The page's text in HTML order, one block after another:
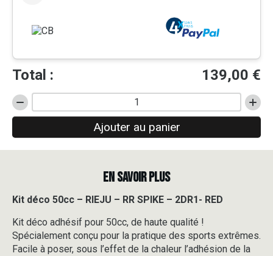
Total : 139,00 €
quantité
de
50cc
RR
-
2DR1-
RED
Ajouter au panier
EN SAVOIR PLUS
Kit déco 50cc – RIEJU – RR SPIKE – 2DR1- RED
Kit déco adhésif pour 50cc, de haute qualité !
Spécialement conçu pour la pratique des sports extrêmes.
Facile à poser, sous l’effet de la chaleur l’adhésion de la